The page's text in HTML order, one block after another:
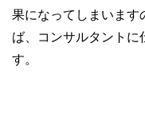
果になってしまいま
ば、コンサルタントに
す。